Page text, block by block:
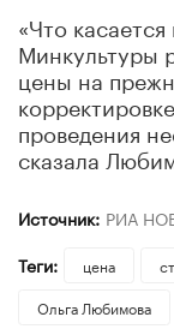
«Что
Минкультуры
цены на
проведения
сказала
Источник: РИА
Теги:
цена
Ольга Любимова